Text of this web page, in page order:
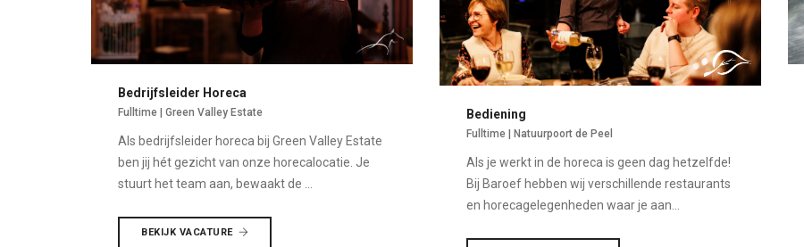
Bedrijfsleider Horeca
Fulltime | Green Valley Estate
Als bedrijfsleider horeca bij Green Valley Estate
ben jij hét gezicht van onze horecalocatie. Je
stuurt het team aan, bewaakt de ...
BEKIJK VACATURE
Bediening
Fulltime | Natuurpoort de Peel
Als je werkt in de horeca is geen dag hetzelfde!
Bij Baroef hebben wij verschillende restaurants
en horecagelegenheden waar je aan...